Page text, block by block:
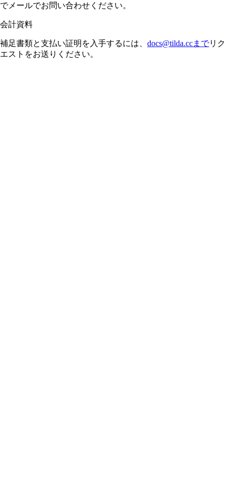
でメールでお問い合わせください。
会計資料
補足書類と支払い証明を入手するには、 docs@tilda.ccまでリク
エストをお送りください。